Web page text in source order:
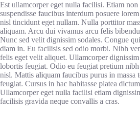
Est ullamcorper eget nulla facilisi. Etiam non
suspendisse faucibus interdum posuere
nisl tincidunt eget nullam. Nulla porttitor
aliquam. Arcu dui vivamus arcu felis
Nunc sed velit dignissim sodales. Congue
diam in. Eu facilisis sed odio morbi. Nibh
felis eget velit aliquet. Ullamcorper
lobortis feugiat. Odio eu feugiat pretium
nisl. Mattis aliquam faucibus purus in massa
feugiat. Cursus in hac habitasse platea
Ullamcorper eget nulla facilisi etiam
facilisis gravida neque convallis a cras.